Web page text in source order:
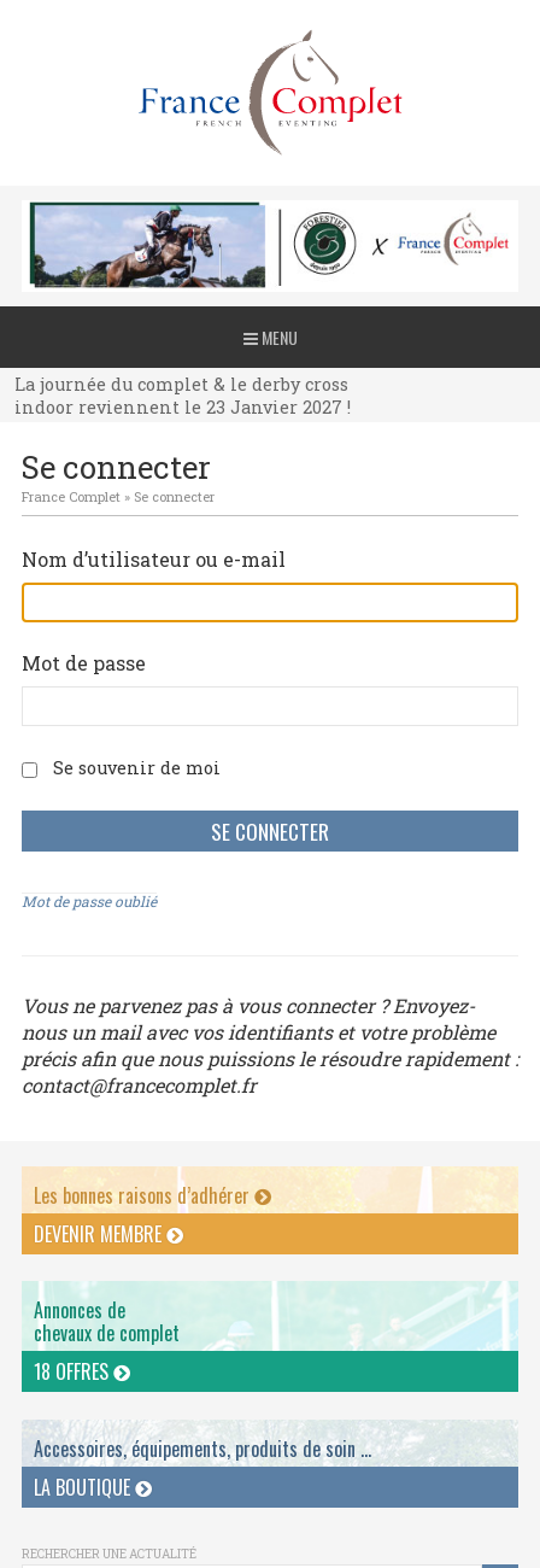
MENU
La journée du complet & le derby cross
indoor reviennent le 23 Janvier 2027 !
La journée du complet & le derby cross
indoor reviennent le 23 Janvier 2027 !
indoor reviennent le 23 Janvier 2027 !
Se connecter
France Complet» Se connecter
Nom d’utilisateur ou e-mail
Mot de passe
Se souvenir de moi
Mot de passe oublié
Vous ne parvenez pas à vous connecter ? Envoyez-
nous un mail avec vos identifiants et votre problème
précis afin que nous puissions le résoudre rapidement :
contact@francecomplet.fr
Les bonnes raisons d’adhérer
DEVENIR MEMBRE
Annonces de
chevaux de complet
18 OFFRES
Accessoires, équipements, produits de soin ...
LA BOUTIQUE
RECHERCHER UNE ACTUALITÉ